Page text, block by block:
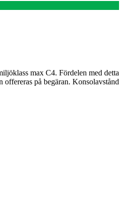
max C4. Fördelen med detta
på begäran. Konsolavstånd